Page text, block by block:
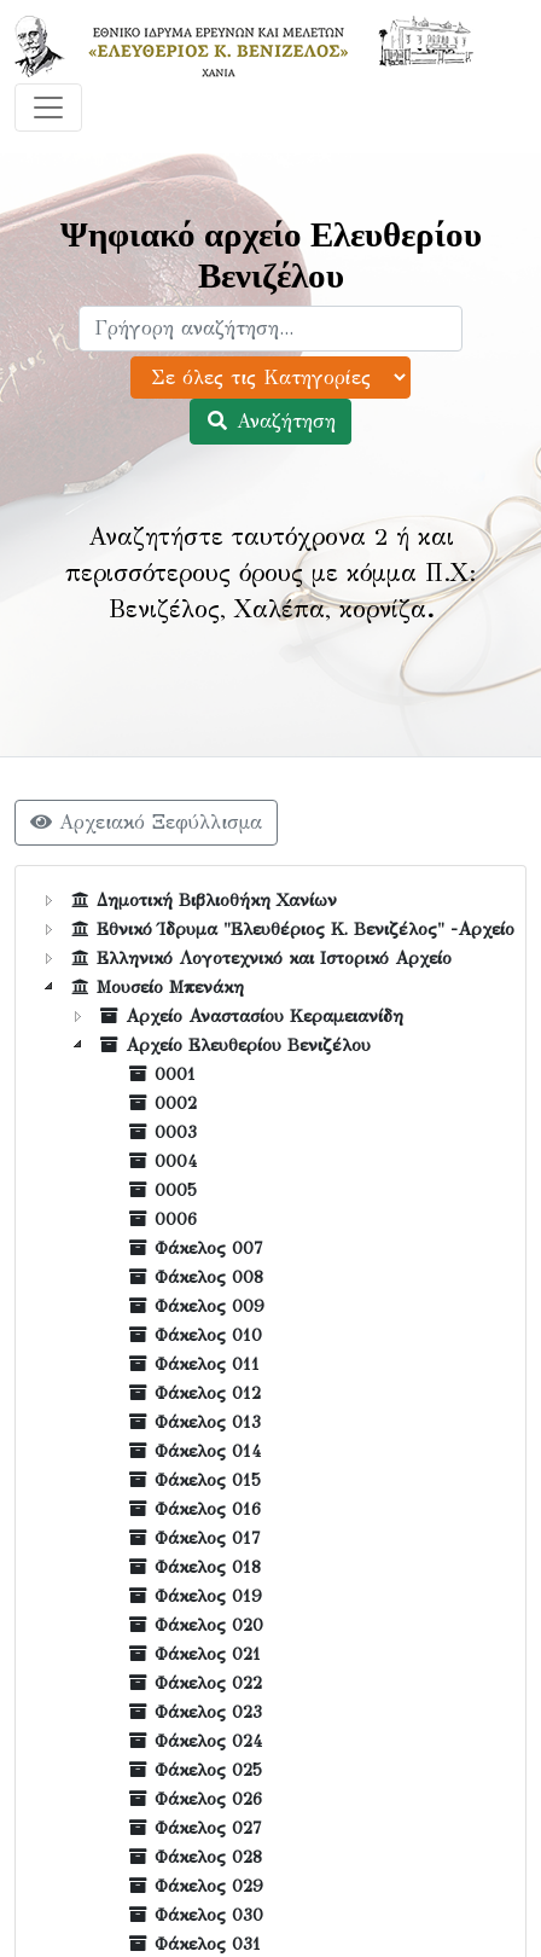
Ψηφιακό αρχείο Ελευθερίου
Βενιζέλου
Αναζήτηση
Αναζητήστε ταυτόχρονα 2 ή και
περισσότερους όρους με κόμμα Π.Χ:
Βενιζέλος, Χαλέπα, κορνίζα.
Αρχειακό Ξεφύλλισμα
Δημοτική Βιβλιοθήκη Χανίων
Εθνικό Ίδρυμα "Ελευθέριος Κ. Βενιζέλος" -Αρχείο
Ελληνικό Λογοτεχνικό και Ιστορικό Αρχείο
Μουσείο Μπενάκη
Αρχείο Αναστασίου Κεραμειανίδη
Αρχείο Ελευθερίου Βενιζέλου
0001
0002
0003
0004
0005
0006
Φάκελος 007
Φάκελος 008
Φάκελος 009
Φάκελος 010
Φάκελος 011
Φάκελος 012
Φάκελος 013
Φάκελος 014
Φάκελος 015
Φάκελος 016
Φάκελος 017
Φάκελος 018
Φάκελος 019
Φάκελος 020
Φάκελος 021
Φάκελος 022
Φάκελος 023
Φάκελος 024
Φάκελος 025
Φάκελος 026
Φάκελος 027
Φάκελος 028
Φάκελος 029
Φάκελος 030
Φάκελος 031